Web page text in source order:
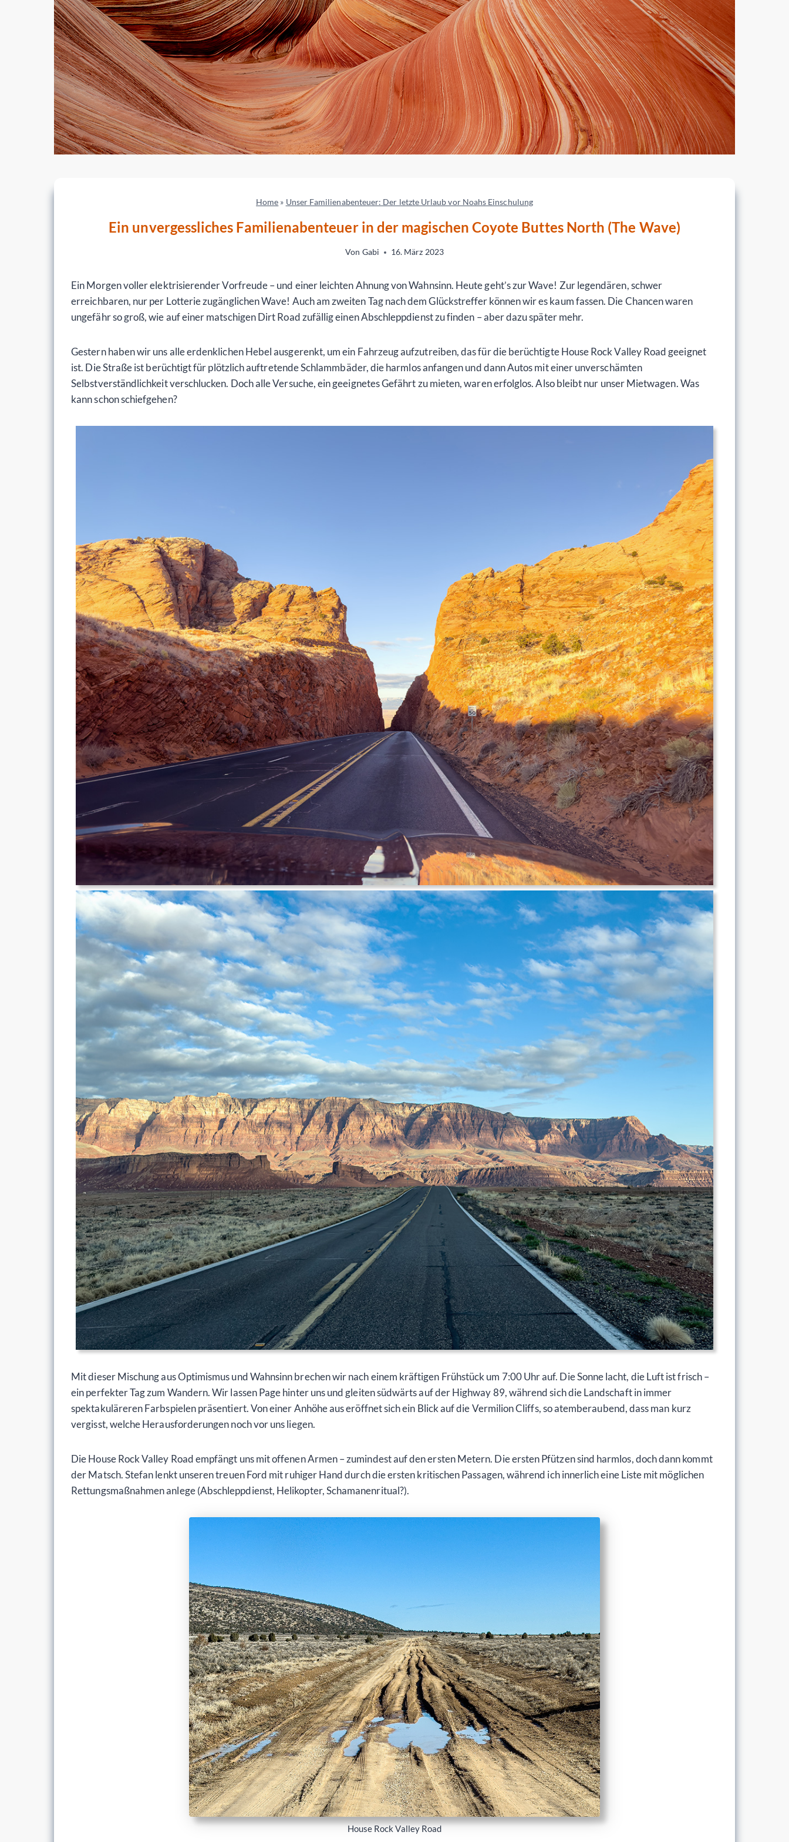
Home » Unser Familienabenteuer: Der letzte Urlaub vor Noahs Einschulung
Ein unvergessliches Familienabenteuer in der magischen Coyote Buttes North (The Wave)
Von Gabi 16. März 2023
Ein Morgen voller elektrisierender Vorfreude – und einer leichten Ahnung von Wahnsinn. Heute geht’s zur Wave! Zur legendären, schwer
erreichbaren, nur per Lotterie zugänglichen Wave! Auch am zweiten Tag nach dem Glückstreffer können wir es kaum fassen. Die Chancen waren
ungefähr so groß, wie auf einer matschigen Dirt Road zufällig einen Abschleppdienst zu finden – aber dazu später mehr.
Gestern haben wir uns alle erdenklichen Hebel ausgerenkt, um ein Fahrzeug aufzutreiben, das für die berüchtigte House Rock Valley Road geeignet
ist. Die Straße ist berüchtigt für plötzlich auftretende Schlammbäder, die harmlos anfangen und dann Autos mit einer unverschämten
Selbstverständlichkeit verschlucken. Doch alle Versuche, ein geeignetes Gefährt zu mieten, waren erfolglos. Also bleibt nur unser Mietwagen. Was
kann schon schiefgehen?
Mit dieser Mischung aus Optimismus und Wahnsinn brechen wir nach einem kräftigen Frühstück um 7:00 Uhr auf. Die Sonne lacht, die Luft ist frisch –
ein perfekter Tag zum Wandern. Wir lassen Page hinter uns und gleiten südwärts auf der Highway 89, während sich die Landschaft in immer
spektakuläreren Farbspielen präsentiert. Von einer Anhöhe aus eröffnet sich ein Blick auf die Vermilion Cliffs, so atemberaubend, dass man kurz
vergisst, welche Herausforderungen noch vor uns liegen.
Die House Rock Valley Road empfängt uns mit offenen Armen – zumindest auf den ersten Metern. Die ersten Pfützen sind harmlos, doch dann kommt
der Matsch. Stefan lenkt unseren treuen Ford mit ruhiger Hand durch die ersten kritischen Passagen, während ich innerlich eine Liste mit möglichen
Rettungsmaßnahmen anlege (Abschleppdienst, Helikopter, Schamanenritual?).
House Rock Valley Road